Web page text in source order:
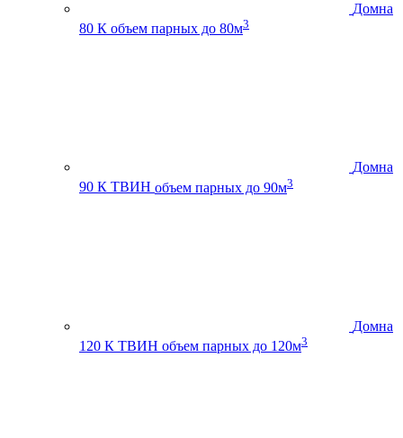
Домна
80 К объем парных до 80м3
Домна
90 К ТВИН объем парных до 90м3
Домна
120 К ТВИН объем парных до 120м3